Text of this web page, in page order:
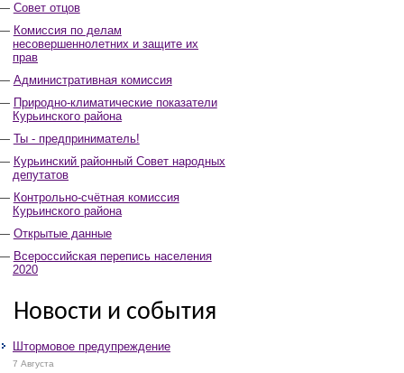
Совет отцов
Комиссия по делам
несовершеннолетних и защите их
прав
Административная комиссия
Природно-климатические показатели
Курьинского района
Ты - предприниматель!
Курьинский районный Совет народных
депутатов
Контрольно-счётная комиссия
Курьинского района
Открытые данные
Всероссийская перепись населения
2020
Новости и события
Штормовое предупреждение
7 Августа